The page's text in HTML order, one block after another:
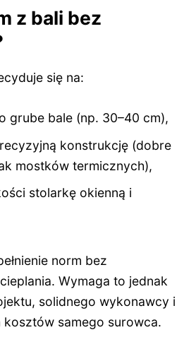
z bali bez
się na:
grube bale (np. 30–40 cm),
konstrukcję (dobre
mostków termicznych),
stolarkę okienną i
norm bez
Wymaga to jednak
solidnego wykonawcy i
samego surowca.